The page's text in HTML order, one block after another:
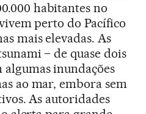
habitantes no
perto do Pacífico
mais elevadas. As
– de quase dois
inundações
ao mar, embora sem
As autoridades